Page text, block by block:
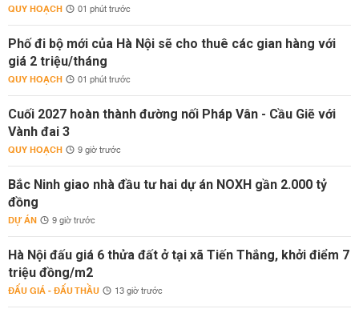
QUY HOẠCH 01 phút trước
Phố đi bộ mới của Hà Nội sẽ cho thuê các gian hàng với
giá 2 triệu/tháng
QUY HOẠCH 01 phút trước
Cuối 2027 hoàn thành đường nối Pháp Vân - Cầu Giẽ với
Vành đai 3
QUY HOẠCH 9 giờ trước
Bắc Ninh giao nhà đầu tư hai dự án NOXH gần 2.000 tỷ
đồng
DỰ ÁN 9 giờ trước
Hà Nội đấu giá 6 thửa đất ở tại xã Tiến Thắng, khởi điểm 7
triệu đồng/m2
ĐẤU GIÁ - ĐẤU THẦU 13 giờ trước